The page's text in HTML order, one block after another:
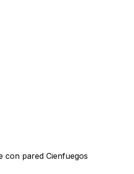
con pared Cienfuegos